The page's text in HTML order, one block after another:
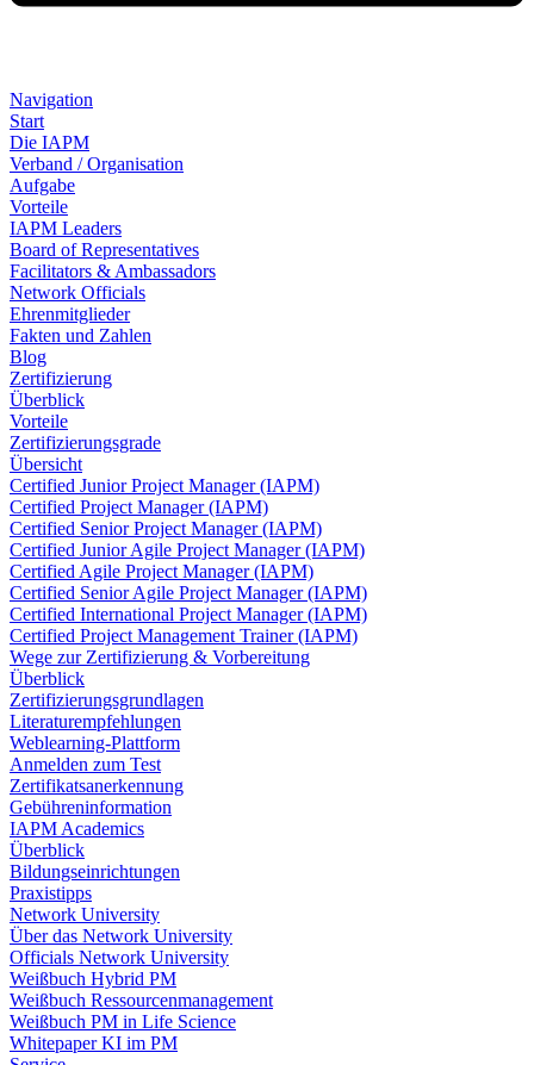
Navigation
Start
Die IAPM
Verband / Organisation
Aufgabe
Vorteile
IAPM Leaders
Board of Representatives
Facilitators & Ambassadors
Network Officials
Ehrenmitglieder
Fakten und Zahlen
Blog
Zertifizierung
Überblick
Vorteile
Zertifizierungsgrade
Übersicht
Certified Junior Project Manager (IAPM)
Certified Project Manager (IAPM)
Certified Senior Project Manager (IAPM)
Certified Junior Agile Project Manager (IAPM)
Certified Agile Project Manager (IAPM)
Certified Senior Agile Project Manager (IAPM)
Certified International Project Manager (IAPM)
Certified Project Management Trainer (IAPM)
Wege zur Zertifizierung & Vorbereitung
Überblick
Zertifizierungsgrundlagen
Literaturempfehlungen
Weblearning-Plattform
Anmelden zum Test
Zertifikatsanerkennung
Gebühreninformation
IAPM Academics
Überblick
Bildungseinrichtungen
Praxistipps
Network University
Über das Network University
Officials Network University
Weißbuch Hybrid PM
Weißbuch Ressourcenmanagement
Weißbuch PM in Life Science
Whitepaper KI im PM